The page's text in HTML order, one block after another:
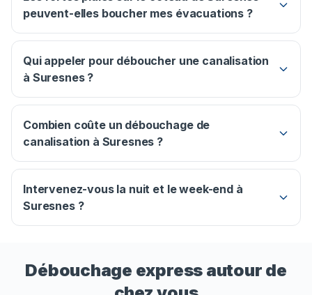
peuvent-elles boucher mes évacuations ?
Qui appeler pour déboucher une canalisation
à Suresnes ?
Combien coûte un débouchage de
canalisation à Suresnes ?
Intervenez-vous la nuit et le week-end à
Suresnes ?
Débouchage express autour de